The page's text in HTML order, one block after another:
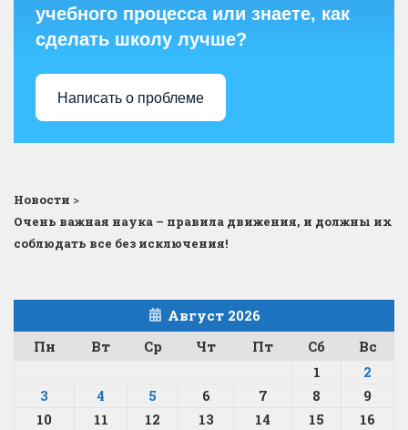
учебного процесса или знаете, как
сделать школу лучше?
Написать о проблеме
Новости >
Очень важная наука – правила движения, и должны их
соблюдать все без исключения!
Август 2026
Пн
Вт Ср Чт Пт Сб
Вс
1
2
3
4 5 6 7 8
9
10
11 12 13 14 15
16